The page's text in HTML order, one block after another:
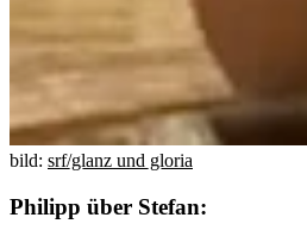
bild: srf/glanz und gloria
Philipp über Stefan: